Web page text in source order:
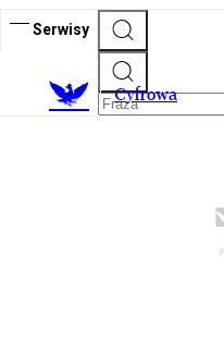
Serwisy
Cyfrowa